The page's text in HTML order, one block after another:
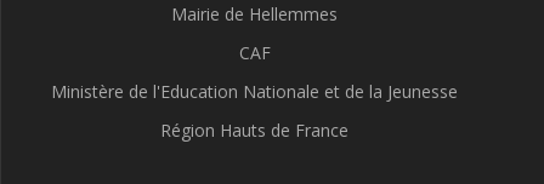
Mairie de Hellemmes
CAF
Ministère de l'Education Nationale et de la Jeunesse
Région Hauts de France